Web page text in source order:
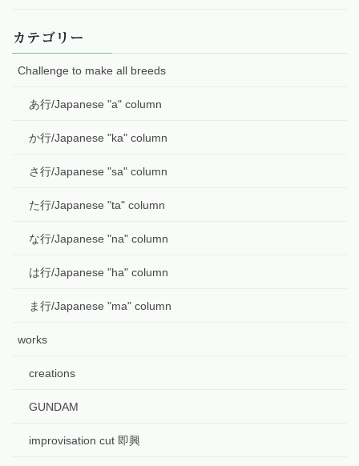
カテゴリー
Challenge to make all breeds
あ行/Japanese "a" column
か行/Japanese "ka" column
さ行/Japanese "sa" column
た行/Japanese "ta" column
な行/Japanese "na" column
は行/Japanese "ha" column
ま行/Japanese "ma" column
works
creations
GUNDAM
improvisation cut 即興